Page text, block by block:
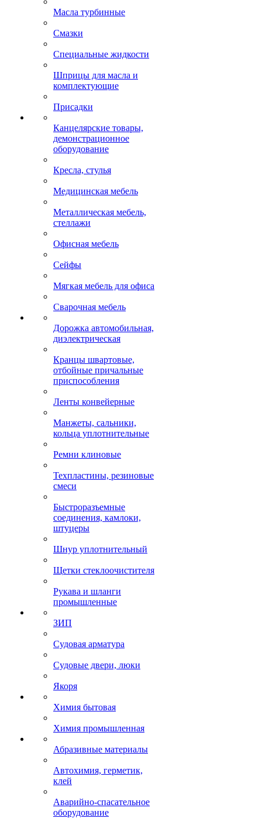
Масла турбинные
Смазки
Специальные жидкости
Шприцы для масла и
комплектующие
Присадки
Канцелярские товары,
демонстрационное
оборудование
Кресла, стулья
Медицинская мебель
Металлическая мебель,
стеллажи
Офисная мебель
Сейфы
Мягкая мебель для офиса
Сварочная мебель
Дорожка автомобильная,
диэлектрическая
Кранцы швартовые,
отбойные причальные
приспособления
Ленты конвейерные
Манжеты, сальники,
кольца уплотнительные
Ремни клиновые
Техпластины, резиновые
смеси
Быстроразъемные
соединения, камлоки,
штуцеры
Шнур уплотнительный
Щетки стеклоочистителя
Рукава и шланги
промышленные
ЗИП
Судовая арматура
Судовые двери, люки
Якоря
Химия бытовая
Химия промышленная
Абразивные материалы
Автохимия, герметик,
клей
Аварийно-спасательное
оборудование